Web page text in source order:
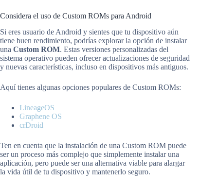
Considera el uso de Custom ROMs para Android
Si eres usuario de Android y sientes que tu dispositivo aún
tiene buen rendimiento, podrías explorar la opción de instalar
una Custom ROM. Estas versiones personalizadas del
sistema operativo pueden ofrecer actualizaciones de seguridad
y nuevas características, incluso en dispositivos más antiguos.
Aquí tienes algunas opciones populares de Custom ROMs:
LineageOS
Graphene OS
crDroid
Ten en cuenta que la instalación de una Custom ROM puede
ser un proceso más complejo que simplemente instalar una
aplicación, pero puede ser una alternativa viable para alargar
la vida útil de tu dispositivo y mantenerlo seguro.